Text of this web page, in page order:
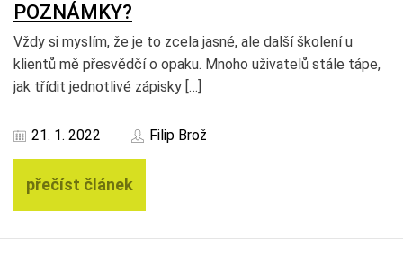
POZNÁMKY?
Vždy si myslím, že je to zcela jasné, ale další školení u
klientů mě přesvědčí o opaku. Mnoho uživatelů stále tápe,
jak třídit jednotlivé zápisky […]
21. 1. 2022 Filip Brož
přečíst článek